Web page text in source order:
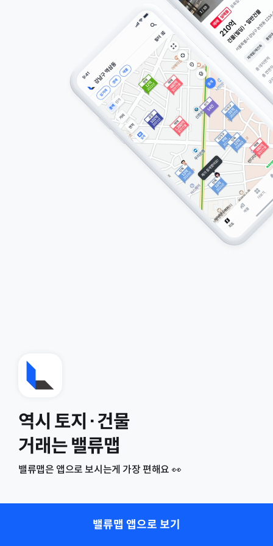
역시 토지·건물
거래는 밸류맵
밸류맵은 앱으로 보시는게 가장 편해요 👀
밸류맵 앱으로 보기